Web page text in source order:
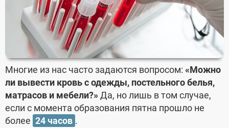
Многие из нас часто задаются вопросом: «Можно
ли вывести кровь с одежды, постельного белья,
матрасов и мебели?»Да, но лишь в том случае,
если с момента образования пятна прошло не
более 24 часов .